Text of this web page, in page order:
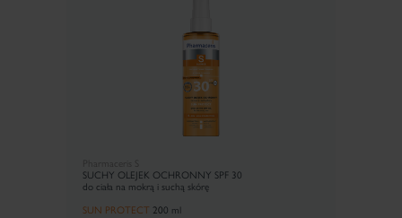
SUCHY OLEJEK OCHRONNY SPF 30
do ciała na mokrą i suchą skórę
SUN PROTECT 200 ml